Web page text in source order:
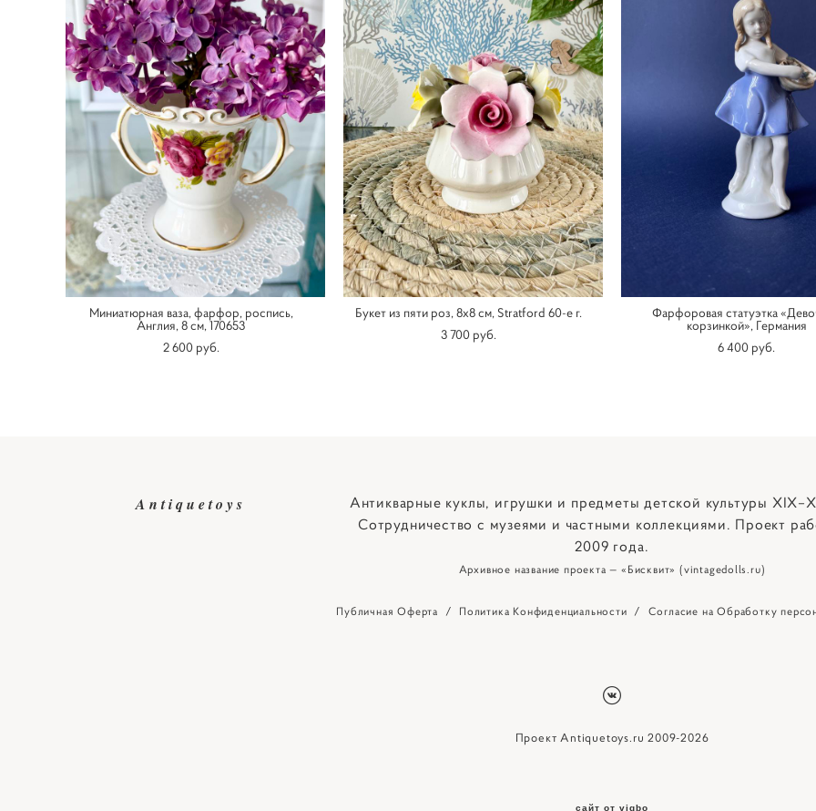
Миниатюрная ваза, фарфор, роспись,
Англия, 8 см, 170653
2 600 pуб.
Букет из пяти роз, 8х8 см, Stratford 60-е г.
3 700 pуб.
Фарфоровая статуэтка
корзинкой», Германия
6 400 pуб.
Antiquetoys
Антикварные куклы, игрушки и предметы детской культуры
Сотрудничество с музеями и частными коллекциями. Проект
2009 года.
Архивное название проекта — «Бисквит» (vintagedolls.ru)
Публичная Оферта / Политика Конфиденциальности / Согласие на Обработку
Проект Antiquetoys.ru 2009-2026
сайт от vigbo